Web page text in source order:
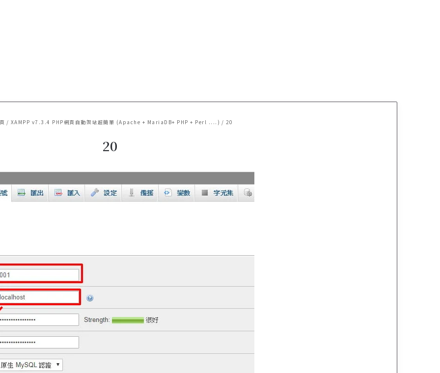
/ XAMPP v7.3.4 PHP網頁自動架站超簡單 (Apache + MariaDB+ PHP + Perl ....) / 20
20